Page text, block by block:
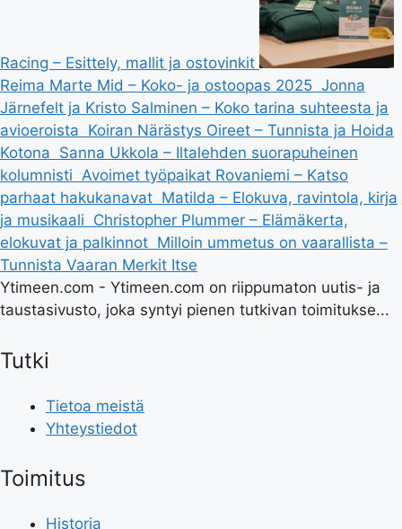
Racing – Esittely, mallit ja ostovinkit
Reima Marte Mid – Koko- ja ostoopas 2025 Jonna
Järnefelt ja Kristo Salminen – Koko tarina suhteesta ja
avioeroista Koiran Närästys Oireet – Tunnista ja Hoida
Kotona Sanna Ukkola – Iltalehden suorapuheinen
kolumnisti Avoimet työpaikat Rovaniemi – Katso
parhaat hakukanavat Matilda – Elokuva, ravintola, kirja
ja musikaali Christopher Plummer – Elämäkerta,
elokuvat ja palkinnot Milloin ummetus on vaarallista –
Tunnista Vaaran Merkit Itse
Ytimeen.com - Ytimeen.com on riippumaton uutis- ja
taustasivusto, joka syntyi pienen tutkivan toimitukse...
Tutki
Tietoa meistä
Yhteystiedot
Toimitus
Historia